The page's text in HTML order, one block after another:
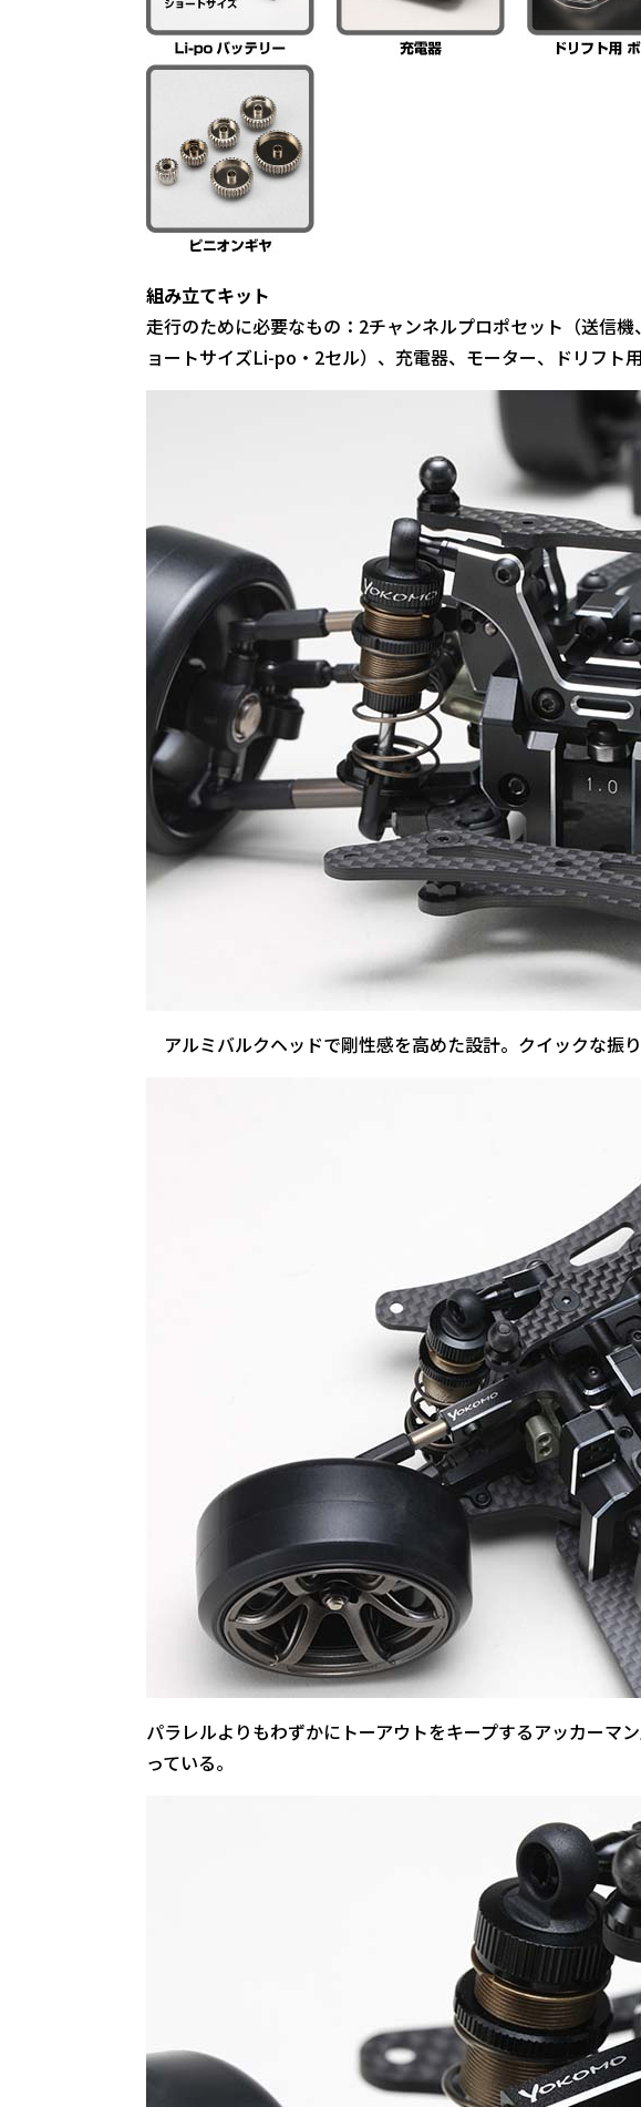
組み立てキット
走行のために必要なもの：2チャンネルプロポセット（送信
ョートサイズLi-po・2セル）、充電器、モーター、ドリフト
アルミバルクヘッドで剛性感を高めた設計。クイックな振
パラレルよりもわずかにトーアウトをキープするアッカーマ
っている。